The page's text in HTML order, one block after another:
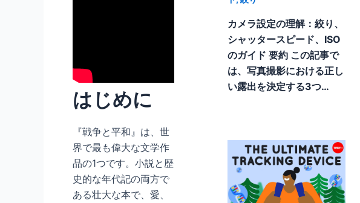
はじめに
『戦争と平和』は、世
界で最も偉大な文学作
品の1つです。小説と歴
史的な年代記の両方で
ある壮大な本で、愛、
カメラ設定の理解：絞り、
シャッタースピード、ISO
のガイド 要約 この記事で
は、写真撮影における正し
い露出を決定する3つ…